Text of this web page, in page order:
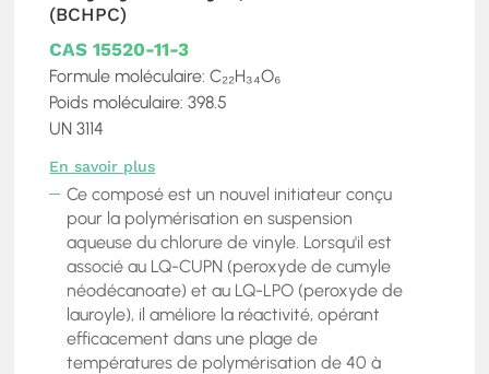
(BCHPC)
CAS 15520-11-3
Formule moléculaire: C₂₂H₃₄O₆
Poids moléculaire: 398.5
UN 3114
En savoir plus
Ce composé est un nouvel initiateur conçu
pour la polymérisation en suspension
aqueuse du chlorure de vinyle. Lorsqu'il est
associé au LQ-CUPN (peroxyde de cumyle
néodécanoate) et au LQ-LPO (peroxyde de
lauroyle), il améliore la réactivité, opérant
efficacement dans une plage de
températures de polymérisation de 40 à